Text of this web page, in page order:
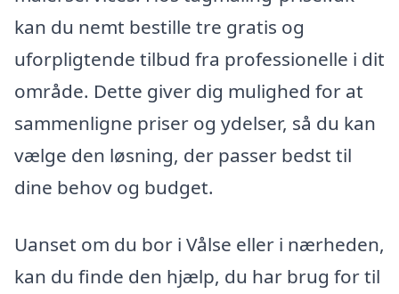
kan du nemt bestille tre gratis og
uforpligtende tilbud fra professionelle i dit
område. Dette giver dig mulighed for at
sammenligne priser og ydelser, så du kan
vælge den løsning, der passer bedst til
dine behov og budget.
Uanset om du bor i Vålse eller i nærheden,
kan du finde den hjælp, du har brug for til